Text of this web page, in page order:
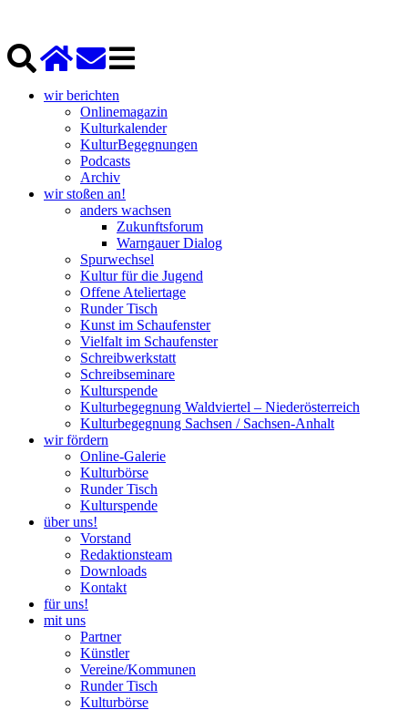
wir berichten
Onlinemagazin
Kulturkalender
KulturBegegnungen
Podcasts
Archiv
wir stoßen an!
anders wachsen
Zukunftsforum
Warngauer Dialog
Spurwechsel
Kultur für die Jugend
Offene Ateliertage
Runder Tisch
Kunst im Schaufenster
Vielfalt im Schaufenster
Schreibwerkstatt
Schreibseminare
Kulturspende
Kulturbegegnung Waldviertel – Niederösterreich
Kulturbegegnung Sachsen / Sachsen-Anhalt
wir fördern
Online-Galerie
Kulturbörse
Runder Tisch
Kulturspende
über uns!
Vorstand
Redaktionsteam
Downloads
Kontakt
für uns!
mit uns
Partner
Künstler
Vereine/Kommunen
Runder Tisch
Kulturbörse